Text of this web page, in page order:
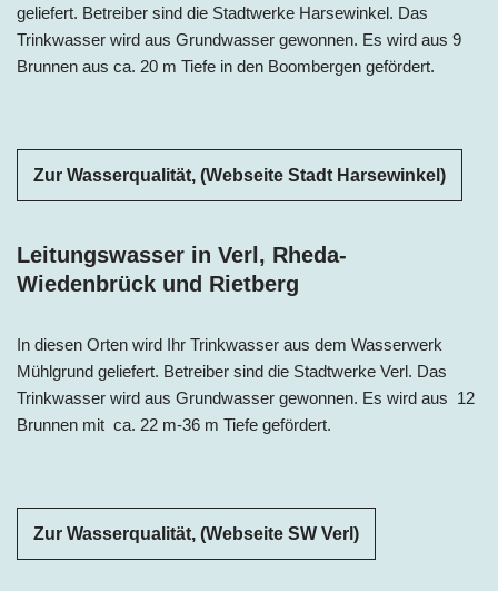
geliefert. Betreiber sind die Stadtwerke Harsewinkel. Das
Trinkwasser wird aus Grundwasser gewonnen. Es wird aus 9
Brunnen aus ca. 20 m Tiefe in den Boombergen gefördert.
Zur Wasserqualität, (Webseite Stadt Harsewinkel)
Leitungswasser in Verl, Rheda-
Wiedenbrück und Rietberg
In diesen Orten wird Ihr Trinkwasser aus dem Wasserwerk
Mühlgrund geliefert. Betreiber sind die Stadtwerke Verl. Das
Trinkwasser wird aus Grundwasser gewonnen. Es wird aus 12
Brunnen mit ca. 22 m-36 m Tiefe gefördert.
Zur Wasserqualität, (Webseite SW Verl)